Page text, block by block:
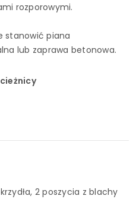
rozporowymi.
stanowić piana
lub zaprawa betonowa.
2 poszycia z blachy